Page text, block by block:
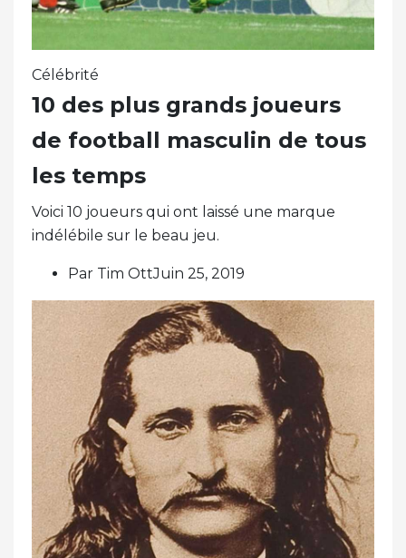
Célébrité
10 des plus grands joueurs
de football masculin de tous
les temps
Voici 10 joueurs qui ont laissé une marque
indélébile sur le beau jeu.
Par Tim OttJuin 25, 2019